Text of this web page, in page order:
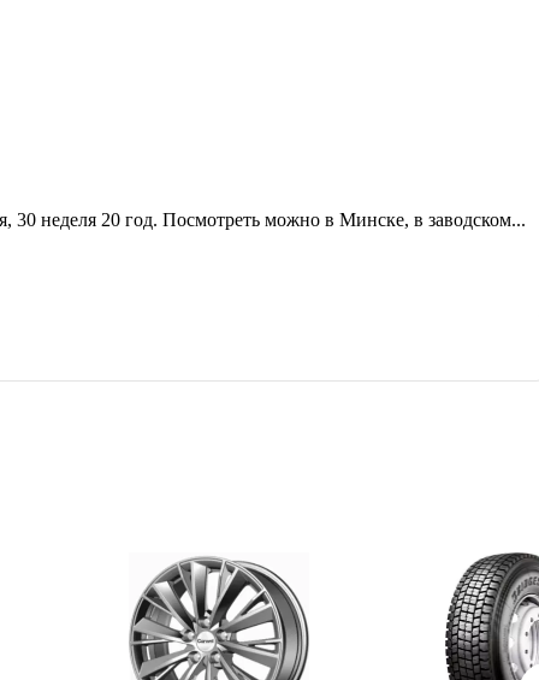
30 неделя 20 год. Посмотреть можно в Минске, в заводском...